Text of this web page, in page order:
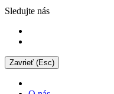
Sledujte nás
Zavrieť (Esc)